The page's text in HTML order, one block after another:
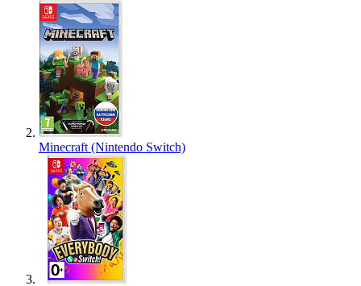
Minecraft (Nintendo Switch)